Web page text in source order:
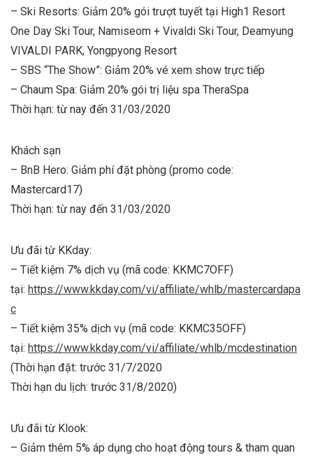
– Ski Resorts: Giảm 20% gói trượt tuyết tại High1 Resort
One Day Ski Tour, Namiseom + Vivaldi Ski Tour, Deamyung
VIVALDI PARK, Yongpyong Resort
– SBS “The Show”: Giảm 20% vé xem show trực tiếp
– Chaum Spa: Giảm 20% gói trị liệu spa TheraSpa
Thời hạn: từ nay đến 31/03/2020
Khách sạn
– BnB Hero: Giảm phí đặt phòng (promo code:
Mastercard17)
Thời hạn: từ nay đến 31/03/2020
Ưu đãi từ KKday:
– Tiết kiệm 7% dịch vụ (mã code: KKMC7OFF)
tại: https://www.kkday.com/vi/affiliate/whlb/mastercardapa
c
– Tiết kiệm 35% dịch vụ (mã code: KKMC35OFF)
tại: https://www.kkday.com/vi/affiliate/whlb/mcdestination
(Thời hạn đặt: trước 31/7/2020
Thời hạn du lịch: trước 31/8/2020)
Ưu đãi từ Klook:
– Giảm thêm 5% áp dụng cho hoạt động tours & tham quan